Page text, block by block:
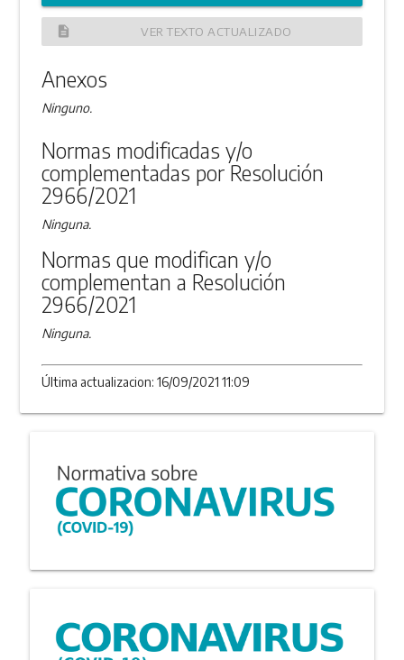
description VER TEXTO ACTUALIZADO
Anexos
Ninguno.
Normas modificadas y/o
complementadas por Resolución
2966/2021
Ninguna.
Normas que modifican y/o
complementan a Resolución
2966/2021
Ninguna.
Última actualizacion: 16/09/2021 11:09